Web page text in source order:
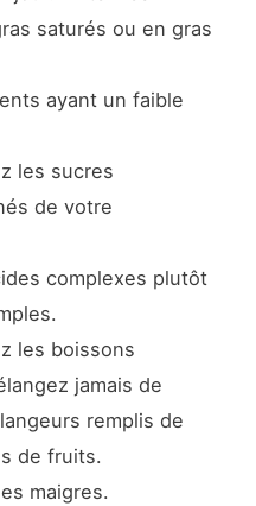
saturés ou en gras
ayant un faible
les sucres
de votre
complexes plutôt
les boissons
jamais de
remplis de
de fruits.
maigres.